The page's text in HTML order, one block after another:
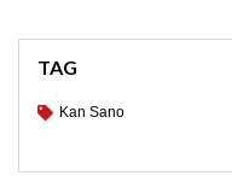
TAG
Kan Sano